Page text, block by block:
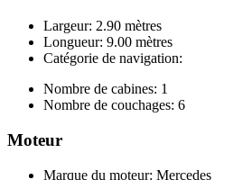
Largeur: 2.90 mètres
Longueur: 9.00 mètres
Catégorie de navigation:
Nombre de cabines: 1
Nombre de couchages: 6
Moteur
Marque du moteur: Mercedes